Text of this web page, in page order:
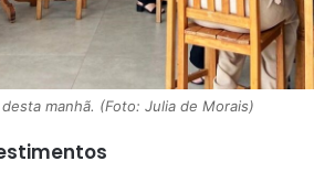
manhã. (Foto: Julia de Morais)